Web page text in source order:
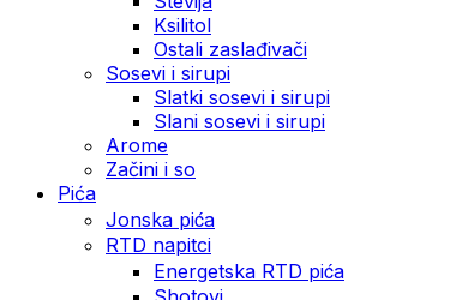
Ksilitol
Ostali zaslađivači
Sosevi i sirupi
Slatki sosevi i sirupi
Slani sosevi i sirupi
Arome
Začini i so
Pića
Jonska pića
RTD napitci
Energetska RTD pića